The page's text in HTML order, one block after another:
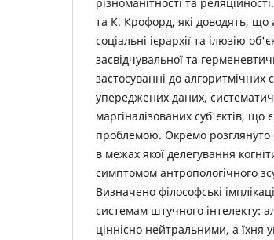
різноманітності та
та К. Крофорд, які доводять, що
соціальні ієрархії та ілюзію
засвідчувальної та
застосуванні до
упереджених даних,
маргіналізованих суб'єктів,
проблемою. Окремо розглянуто
в межах якої делегування
симптомом антропологічного
Визначено філософські
системам штучного інтелекту:
ціннісно нейтральними, а їхня